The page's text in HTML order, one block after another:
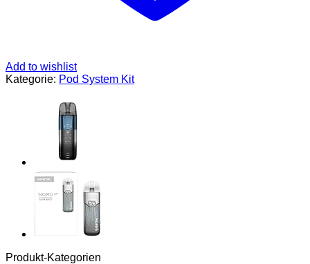
Add to wishlist
Kategorie: Pod System Kit
Produkt-Kategorien